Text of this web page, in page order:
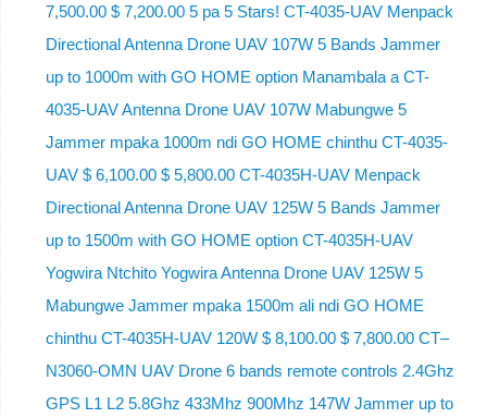
7,500.00 $ 7,200.00 5 pa 5 Stars! CT-4035-UAV Menpack
Directional Antenna Drone UAV 107W 5 Bands Jammer
up to 1000m with GO HOME option Manambala a CT-
4035-UAV Antenna Drone UAV 107W Mabungwe 5
Jammer mpaka 1000m ndi GO HOME chinthu CT-4035-
UAV $ 6,100.00 $ 5,800.00 CT-4035H-UAV Menpack
Directional Antenna Drone UAV 125W 5 Bands Jammer
up to 1500m with GO HOME option CT-4035H-UAV
Yogwira Ntchito Yogwira Antenna Drone UAV 125W 5
Mabungwe Jammer mpaka 1500m ali ndi GO HOME
chinthu CT-4035H-UAV 120W $ 8,100.00 $ 7,800.00 CT–
N3060-OMN UAV Drone 6 bands remote controls 2.4Ghz
GPS L1 L2 5.8Ghz 433Mhz 900Mhz 147W Jammer up to